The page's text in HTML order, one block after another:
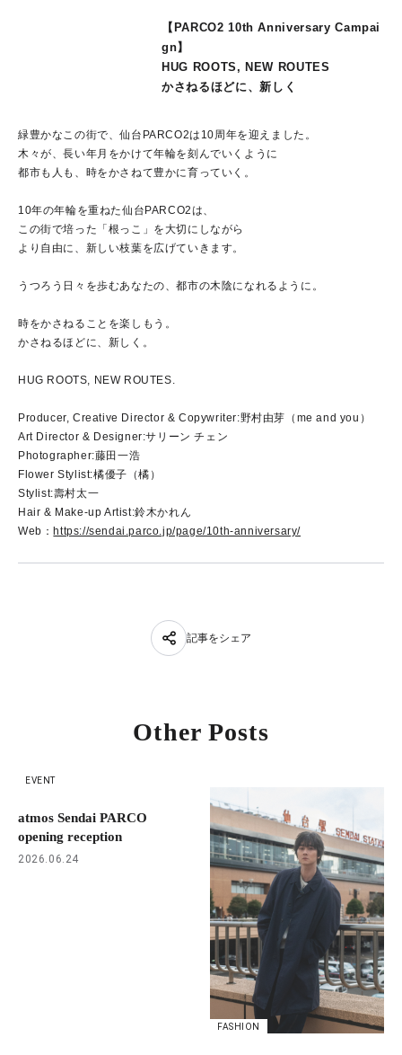
【PARCO2 10th Anniversary Campai
gn】
HUG ROOTS, NEW ROUTES
かさねるほどに、新しく
緑豊かなこの街で、仙台PARCO2は10周年を迎えました。
木々が、長い年月をかけて年輪を刻んでいくように
都市も人も、時をかさねて豊かに育っていく。
10年の年輪を重ねた仙台PARCO2は、
この街で培った「根っこ」を大切にしながら
より自由に、新しい枝葉を広げていきます。
うつろう日々を歩むあなたの、都市の木陰になれるように。
時をかさねることを楽しもう。
かさねるほどに、新しく。
HUG ROOTS, NEW ROUTES.
Producer, Creative Director & Copywriter:野村由芽（me and you）
Art Director & Designer:サリーン チェン
Photographer:藤田一浩
Flower Stylist:橘優子（橘）
Stylist:壽村太一
Hair & Make-up Artist:鈴木かれん
Web： https://sendai.parco.jp/page/10th-anniversary/
記事をシェア
Other Posts
EVENT
atmos Sendai PARCO
opening reception
2026.06.24
FASHION